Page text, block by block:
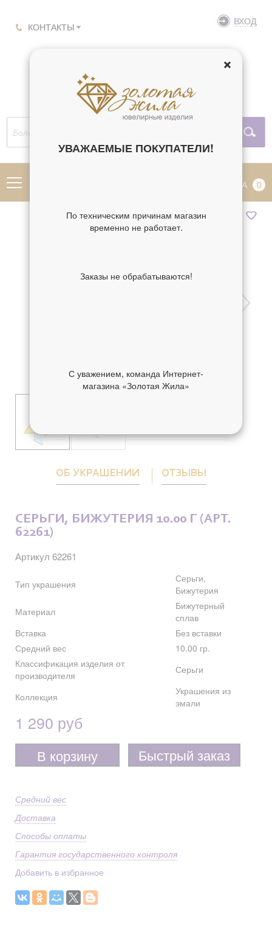
КОНТАКТЫ ВХОД
КОРЗИНА 0
ОБ УКРАШЕНИИ ОТЗЫВЫ
СЕРЬГИ, БИЖУТЕРИЯ 10.00 Г (АРТ.
62261)
Артикул 62261
Тип украшения
Серьги,
Бижутерия
Материал
Бижутерный
сплав
Вставка
Без вставки
Средний вес
10.00 гр.
Классификация изделия от
производителя
Серьги
Коллекция
Украшения из
эмали
1 290 руб
В корзину Быстрый заказ
Средний вес
Доставка
Способы оплаты
Гарантия государственного контроля
Добавить в избранное
УВАЖАЕМЫЕ ПОКУПАТЕЛИ!
По техническим причинам магазин
временно не работает.
Заказы не обрабатываются!
С уважением, команда Интернет-
магазина «Золотая Жила»